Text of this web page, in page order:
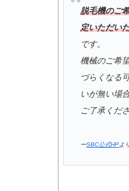
脱毛機のご
定いただい
です。
機械のご希
づらくなる
いが無い場
ご了承くだ
ーSBC公式HPよ